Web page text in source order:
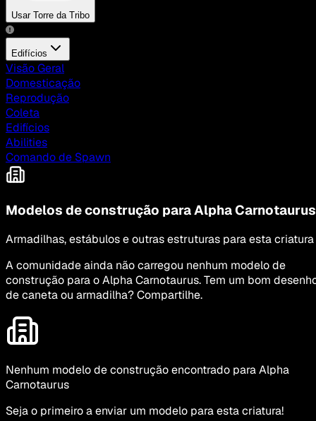
Usar Torre da Tribo
Edifícios
Visão Geral
Domesticação
Reprodução
Coleta
Edifícios
Abilities
Comando de Spawn
Modelos de construção para Alpha Carnotaurus
Armadilhas, estábulos e outras estruturas para esta criatura
A comunidade ainda não carregou nenhum modelo de
construção para o Alpha Carnotaurus. Tem um bom
de caneta ou armadilha? Compartilhe.
Nenhum modelo de construção encontrado para Alpha
Carnotaurus
Seja o primeiro a enviar um modelo para esta criatura!